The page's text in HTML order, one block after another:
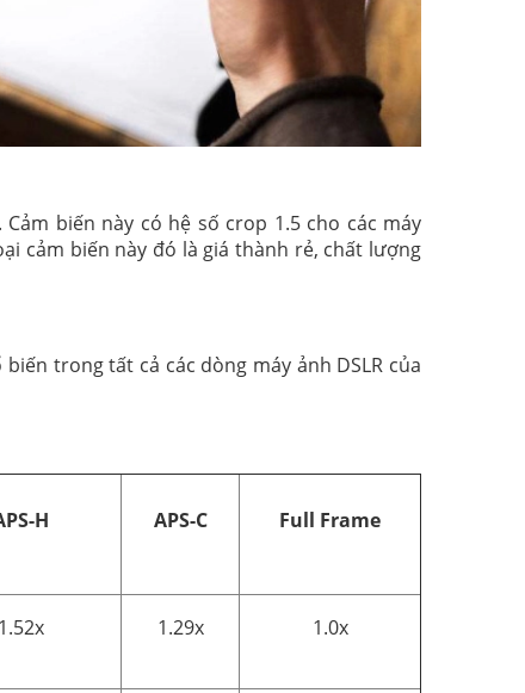
biến này có hệ số crop 1.5 cho các máy
cảm biến này đó là giá thành rẻ, chất lượng
trong tất cả các dòng máy ảnh DSLR của
H APS-C Full Frame
1.52x 1.29x 1.0x